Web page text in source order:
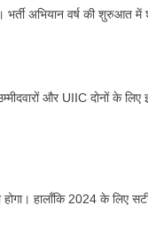
है। भर्ती अभियान वर्ष की
और UIIC दोनों के
हालाँकि 2024 के लिए